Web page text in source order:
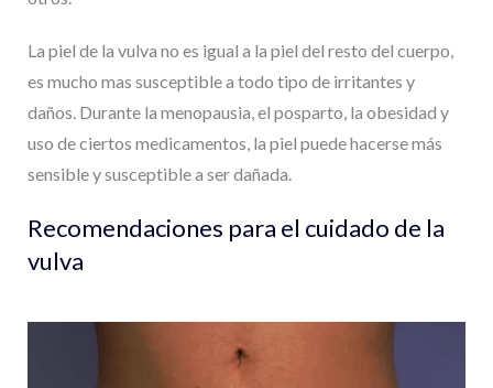
La piel de la vulva no es igual a la piel del resto del cuerpo,
es mucho mas susceptible a todo tipo de irritantes y
daños. Durante la menopausia, el posparto, la obesidad y
uso de ciertos medicamentos, la piel puede hacerse más
sensible y susceptible a ser dañada.
Recomendaciones para el cuidado de la
vulva